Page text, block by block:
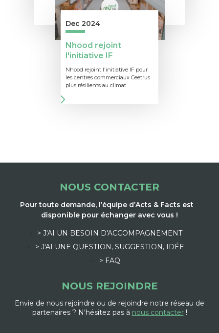
Dec 2024
Nhood rejoint
l'initiative IF
Nhood rejoint l'initiative IF pour
les centres commerciaux Ceetrus
plus résilients au climat
NOUS CONTACTER
Pour toute demande, l’équipe d’Acts & Facts est
disponible pour échanger avec vous !
> J'AI UN BESOIN D'ACCOMPAGNEMENT
> J'AI UNE QUESTION, SUGGESTION, IDÉE
> FAQ
NOUS REJOINDRE
Envie de nous rejoindre ou de rejoindre notre réseau de
partenaires ? N'hésitez pas à nous contacter!